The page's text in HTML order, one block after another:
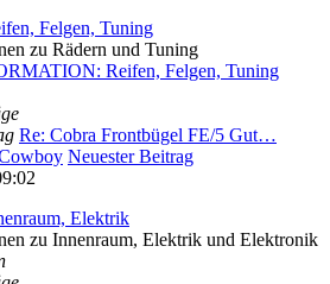
Felgen, Tuning
zu Rädern und Tuning
Reifen, Felgen, Tuning
Re: Cobra Frontbügel FE/5 Gut…
Neuester Beitrag
Elektrik
zu Innenraum, Elektrik und Elektronik